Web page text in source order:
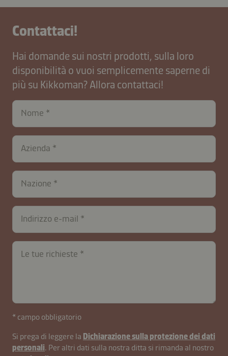
Contattaci!
Hai domande sui nostri prodotti, sulla loro
disponibilità o vuoi semplicemente saperne di
più su Kikkoman? Allora contattaci!
Nome
Azienda
Nazione
Indirizzo e-mail
Le tue richieste
* campo obbligatorio
contactIT-
B2B-
Si prega di leggere la Dichiarazione sulla protezione dei dati
personali. Per altri dati sulla nostra ditta si rimanda al nostro